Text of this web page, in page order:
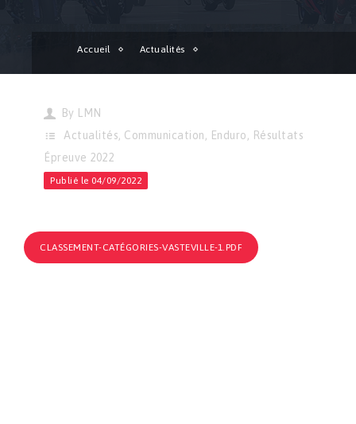
Accueil Actualités
By
LMN
Actualités Communication Enduro
Résultats
Épreuve 2022
Publié le 04/09/2022
CLASSEMENT-CATÉGORIES-VASTEVILLE-1.PDF